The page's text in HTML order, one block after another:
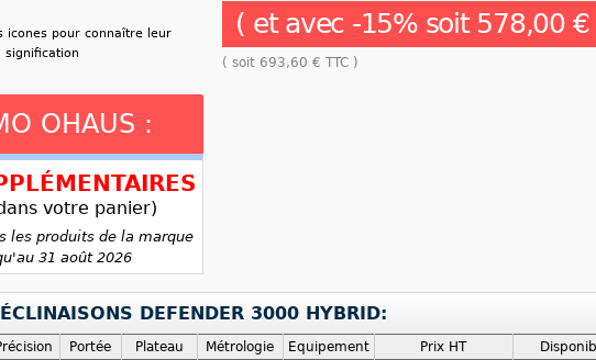
icones pour connaître leur
signification
OHAUS :
votre panier)
les produits de la marque
31 août 2026
( et avec -15% soit 578,00 €
( soit 693,60 € TTC )
DEFENDER 3000 HYBRID:
Portée Plateau Métrologie Equipement Prix HT